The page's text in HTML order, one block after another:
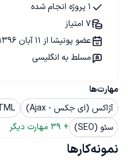
مهارت‌ها
آژاکس (ای جکس - Ajax)
سئو (SEO)
+
39 مهارت دیگر
1 پروژه انجام شده
7 امتیاز
عضو پونیشا از 11 آبان 1396
مسلط به انگلیسی
نمونه‌کارها